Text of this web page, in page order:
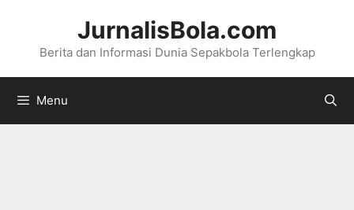
JurnalisBola.com
Berita dan Informasi Dunia Sepakbola Terlengkap
Menu